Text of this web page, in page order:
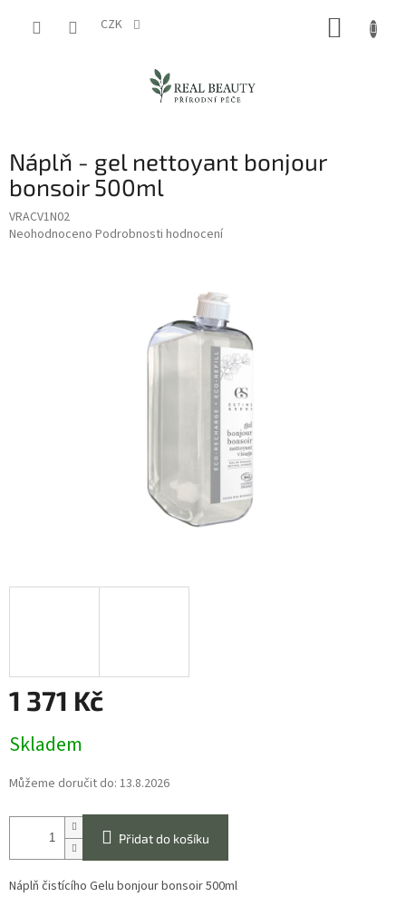
CZK
Náplň - gel nettoyant bonjour
bonsoir 500ml
VRACV1N02
Průměrné
Neohodnoceno Podrobnosti hodnocení
1 371 Kč
cena:
Skladem
Můžeme doručit do: 13.8.2026
Přidat do košíku
Náplň čistícího Gelu bonjour bonsoir 500ml